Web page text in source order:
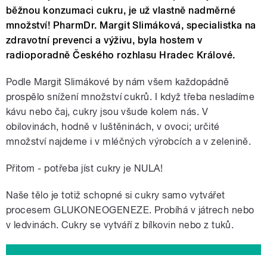
běžnou konzumaci cukru, je už vlastně nadměrné
množství! PharmDr. Margit Slimáková, specialistka na
zdravotní prevenci a výživu, byla hostem v
radioporadně Českého rozhlasu Hradec Králové.
Podle Margit Slimákové by nám všem každopádně
prospělo snížení množství cukrů. I když třeba nesladíme
kávu nebo čaj, cukry jsou všude kolem nás. V
obilovinách, hodně v luštěninách, v ovoci; určité
množství najdeme i v mléčných výrobcích a v zelenině.
Přitom - potřeba jíst cukry je NULA!
Naše tělo je totiž schopné si cukry samo vytvářet
procesem GLUKONEOGENEZE. Probíhá v játrech nebo
v ledvinách. Cukry se vytváří z bílkovin nebo z tuků.